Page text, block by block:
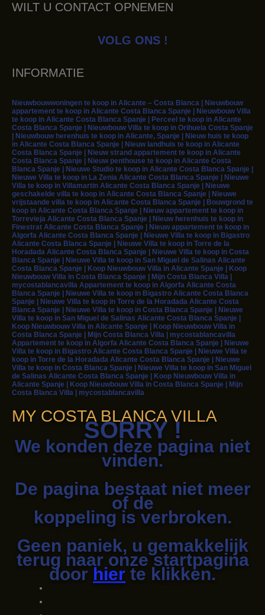
WILT U CONTACT OPNEMEN
VOLG ONS !
INFORMATIE
Nieuwbouwwoningen te koop in Alicante – Costa Blanca | Nieuwbouw
appartement te koop in Alicante Costa Blanca Spanje | Nieuwbouw Villa
te koop in Alicante Costa Blanca Spanje | Perceel te koop in Alicante
Costa Blanca Spanje | Nieuwbouw Villa te koop in Orihuela Costa Spanje
| Nieuwbouw herenhuis te koop in Alicante, Spanje | Nieuw huis te koop
in Alicante Costa Blanca Spanje | Nieuw landhuis te koop in Alicante
Costa Blanca Spanje | Nieuw strand appartement te koop in Alicante
Costa Blanca Spanje | Nieuw penthouse te koop in Alicante Costa
Blanca Spanje | Nieuwe Studio te koop in Alicante Costa Blanca Spanje |
Nieuwe Villa te koop in La Zenia Alicante Costa Blanca Spanje | Nieuwe
Villa te koop in Villamartin Alicante Costa Blanca Spanje | Nieuwe
geschakelde villa te koop in Alicante Costa Blanca Spanje | Nieuwe
vrijstaande villa te koop in Alicante Costa Blanca Spanje | Bouwgrond te
koop in Alicante Costa Blanca Spanje | Nieuw appartement te koop in
Torrevieja Alicante Costa Blanca Spanje | Nieuw herenhuis te koop in
Finestrat Alicante Costa Blanca Spanje | Nieuw appartement te koop in
Algorfa Alicante Costa Blanca Spanje | Nieuwe Villa te koop in Bigastro
Alicante Costa Blanca Spanje | Nieuwe Villa te koop in Torre de la
Horadada Alicante Costa Blanca Spanje | Nieuwe Villa te koop in Costa
Blanca Spanje | Nieuwe Villa te koop in San Miguel de Salinas Alicante
Costa Blanca Spanje | Koop Nieuwbouw Villa in Alicante Spanje | Koop
Nieuwbouw Villa in Costa Blanca Spanje | Mijn Costa Blanca Villa |
mycostablancavilla Appartement te koop in Algorfa Alicante Costa
Blanca Spanje | Nieuwe Villa te koop in Bigastro Alicante Costa Blanca
Spanje | Nieuwe Villa te koop in Torre de la Horadada Alicante Costa
Blanca Spanje | Nieuwe Villa te koop in Costa Blanca Spanje | Nieuwe
Villa te koop in San Miguel de Salinas Alicante Costa Blanca Spanje |
Koop Nieuwbouw Villa in Alicante Spanje | Koop Nieuwbouw Villa in
Costa Blanca Spanje | Mijn Costa Blanca Villa | mycostablancavilla
Appartement te koop in Algorfa Alicante Costa Blanca Spanje | Nieuwe
Villa te koop in Bigastro Alicante Costa Blanca Spanje | Nieuwe Villa te
koop in Torre de la Horadada Alicante Costa Blanca Spanje | Nieuwe
Villa te koop in Costa Blanca Spanje | Nieuwe Villa te koop in San Miguel
de Salinas Alicante Costa Blanca Spanje | Koop Nieuwbouw Villa in
Alicante Spanje | Koop Nieuwbouw Villa in Costa Blanca Spanje | Mijn
Costa Blanca Villa | mycostablancavilla
MY COSTA BLANCA VILLA
SORRY !
We konden deze pagina niet
vinden.
De pagina bestaat niet meer
of de
koppeling is verbroken.
Geen paniek, u gemakkelijk
terug naar onze startpagina
door hier te klikken.